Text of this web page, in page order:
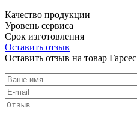
Качество продукции
Уровень сервиса
Срок изготовления
Оставить отзыв
Оставить отзыв на товар Гарсес